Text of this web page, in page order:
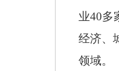
业40多
经济、
领域。